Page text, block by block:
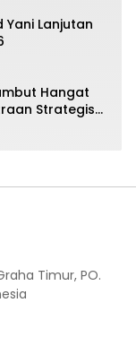
Yani Lanjutan
Hangat
Strategis
Timur, PO.